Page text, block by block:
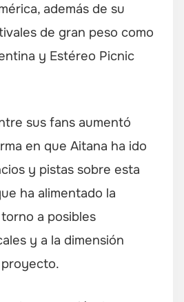
además de su
de gran peso como
y Estéreo Picnic
sus fans aumentó
en que Aitana ha ido
y pistas sobre esta
ha alimentado la
a posibles
y a la dimensión